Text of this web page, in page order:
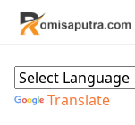
Translate